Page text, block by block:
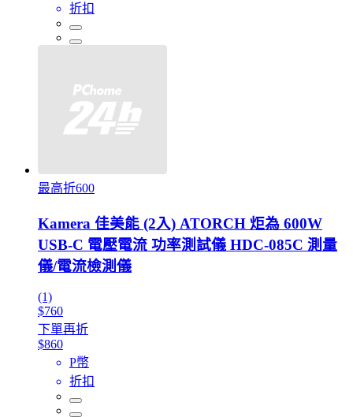
折扣
最高折600
Kamera 佳美能 (2入) ATORCH 炬為 600W
USB-C 電壓電流 功率測試儀 HDC-085C 測量
儀/電流檢測儀
(1)
$760
下單再折
$860
P幣
折扣